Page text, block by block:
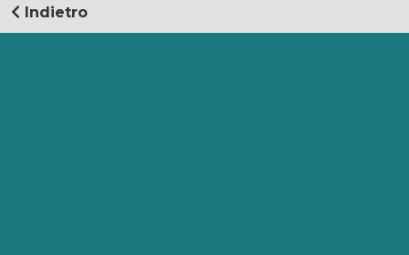
Indietro